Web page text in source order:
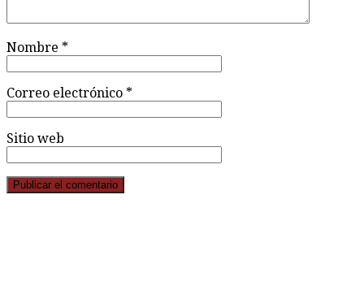
Nombre *
Correo electrónico *
Sitio web